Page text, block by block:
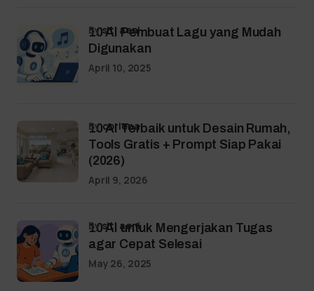
10 AI Pembuat Lagu yang Mudah
Digunakan
bysiti aeni
April 10, 2025
10 AI Terbaik untuk Desain Rumah,
Tools Gratis + Prompt Siap Pakai
(2026)
bycoriena
April 9, 2026
10 AI untuk Mengerjakan Tugas
agar Cepat Selesai
bysiti aeni
May 26, 2025